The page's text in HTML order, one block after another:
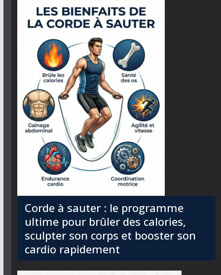
Corde à sauter : le programme
ultime pour brûler des calories,
sculpter son corps et booster son
cardio rapidement